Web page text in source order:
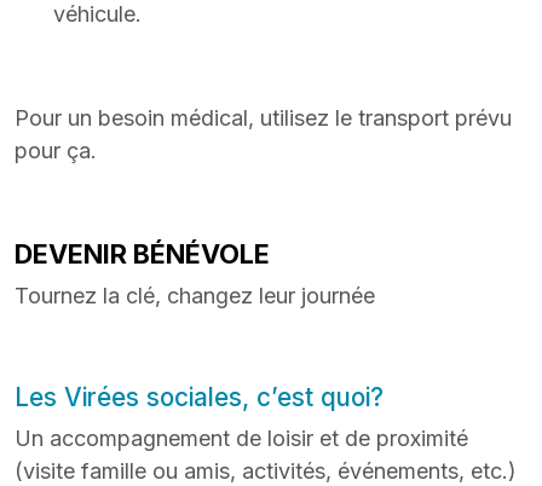
véhicule.
Pour un besoin médical, utilisez le transport prévu
pour ça.
DEVENIR BÉNÉVOLE
Tournez la clé, changez leur journée
Les Virées sociales, c’est quoi?
Un accompagnement de loisir et de proximité
(visite famille ou amis, activités, événements, etc.)